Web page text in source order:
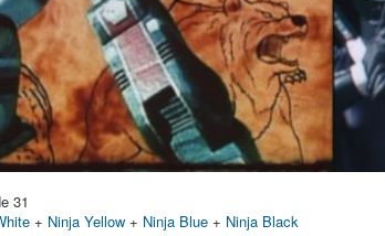
31
+ Ninja Yellow + Ninja Blue + Ninja Black